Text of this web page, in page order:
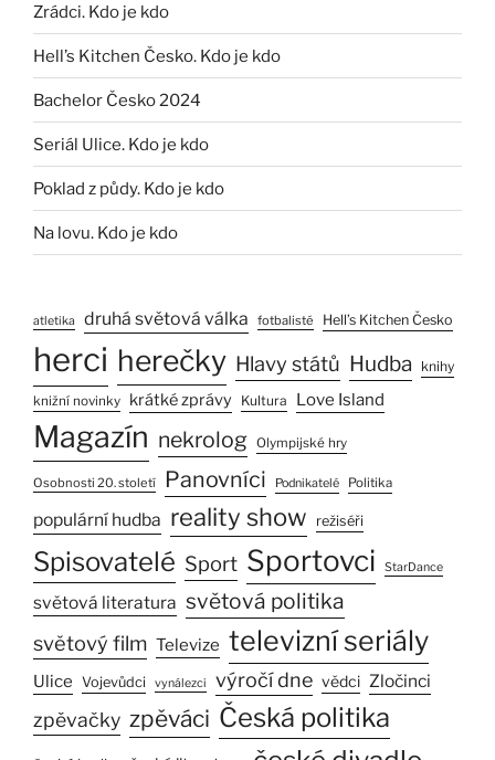
Zrádci. Kdo je kdo
Hell’s Kitchen Česko. Kdo je kdo
Bachelor Česko 2024
Seriál Ulice. Kdo je kdo
Poklad z půdy. Kdo je kdo
Na lovu. Kdo je kdo
atletika druhá světová válka fotbalisté Hell’s Kitchen Česko
herci herečky Hlavy států Hudba knihy
knižní novinky krátké zprávy Kultura Love Island
Magazín nekrolog Olympijské hry
Osobnosti 20. století Panovníci Podnikatelé Politika
populární hudba reality show režiséři
Spisovatelé Sport Sportovci StarDance
světová literatura světová politika
světový film Televize televizní seriály
Ulice Vojevůdci vynálezci výročí dne vědci Zločinci
zpěvačky zpěváci Česká politika